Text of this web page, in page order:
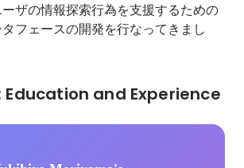
ザの情報探索行為を支援するための
フェースの開発を行なってきまし